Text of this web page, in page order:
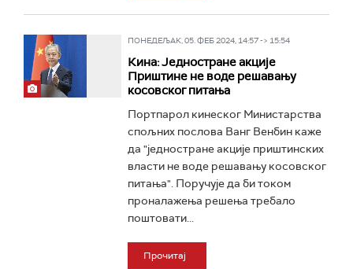
ПОНЕДЕЉАК, 05. ФЕБ 2024, 14:57 -> 15:54
Кина: Једностране акције
Приштине не воде решавању
косовског питања
Портпарол кинеског Министарства
спољних послова Ванг Венбин каже
да "једностране акције приштинских
власти не воде решавању косовског
питања". Поручује да би током
проналажења решења требало
поштовати...
Прочитај